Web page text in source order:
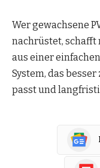
Wer gewachsene
nachrüstet, schafft
aus einer
System, das
passt und